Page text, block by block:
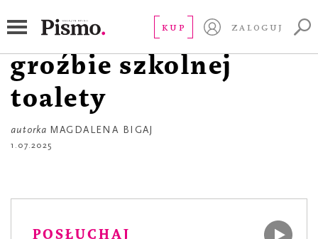
KUP ZALOGUJ
O wspólnej wiosce i
groźbie szkolnej
toalety
autorka MAGDALENA BIGAJ
1.07.2025
POSŁUCHAJ